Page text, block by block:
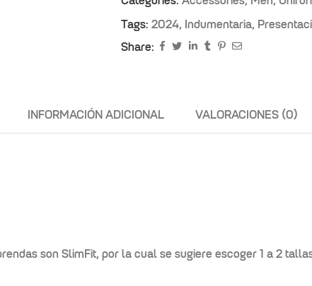
Tags: 2024, Indumentaria,
Share:
INFORMACIÓN ADICIONAL VALORACIONES (0)
son SlimFit, por la cual se sugiere escoger 1 a 2